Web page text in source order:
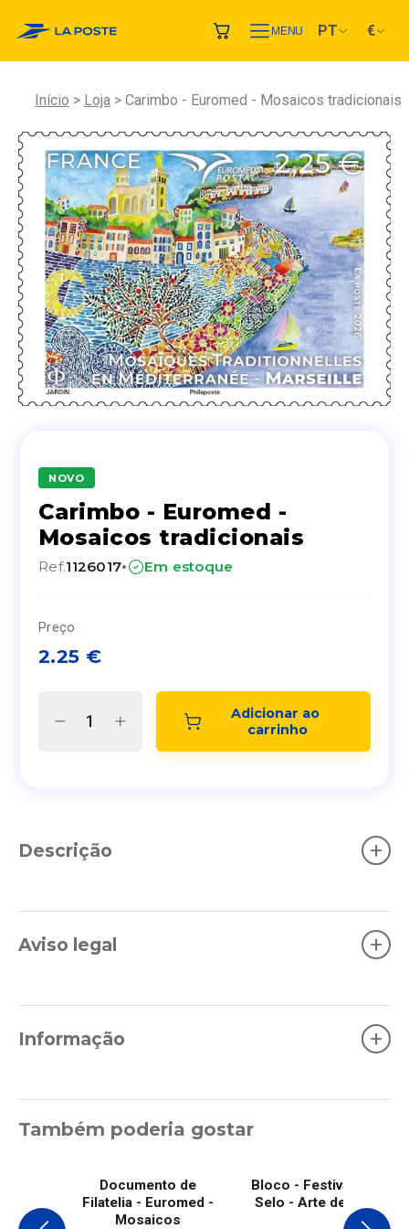
MENU PT €
Início Loja Carimbo - Euromed - Mosaicos tradicionais
NOVO
Carimbo - Euromed -
Mosaicos tradicionais
Ref.1126017· Em estoque
Preço
2.25 €
Adicionar ao
carrinho
Descrição +
Aviso legal +
Informação +
Também poderia gostar
Documento de
Filatelia - Euromed -
Mosaicos
Bloco - Festival do
Selo - Arte de rua